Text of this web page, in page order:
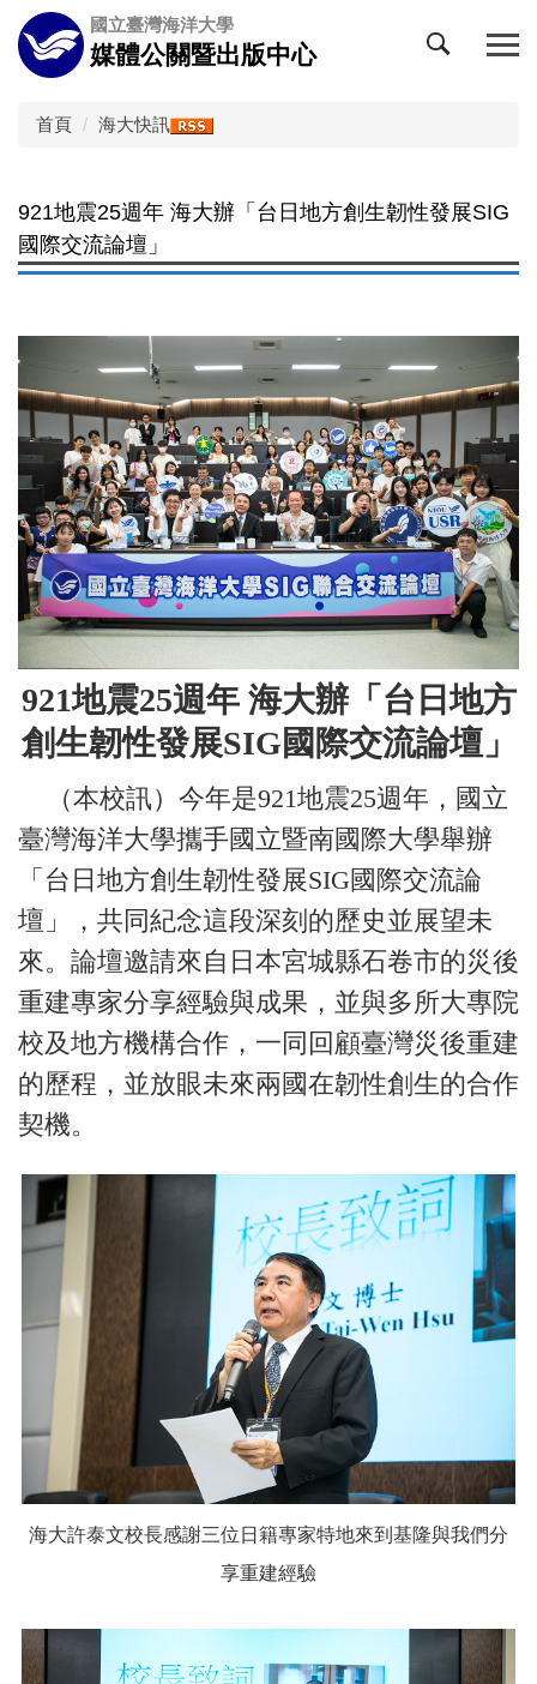
跳
到
主
國立臺灣海洋大學
媒體公關暨出版中心
首頁 海大快訊
921地震25週年 海大辦「台日地方創生韌性發展SIG
國際交流論壇」
921地震25週年 海大辦「台日地方
創生韌性發展SIG國際交流論壇」
（本校訊）今年是921地震25週年，國立
臺灣海洋大學攜手國立暨南國際大學舉辦
「台日地方創生韌性發展SIG國際交流論
壇」，共同紀念這段深刻的歷史並展望未
來。論壇邀請來自日本宮城縣石卷市的災後
重建專家分享經驗與成果，並與多所大專院
校及地方機構合作，一同回顧臺灣災後重建
的歷程，並放眼未來兩國在韌性創生的合作
契機。
海大許泰文校長感謝三位日籍專家特地來到基隆與我們分
享重建經驗